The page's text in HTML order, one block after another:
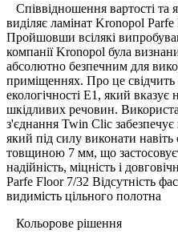
Співвідношення вартості та
виділяє ламінат Kronopol
Пройшовши всілякі
компанії Kronopol була
абсолютно безпечним для
приміщеннях. Про це
екологічності Е1, який вказує
шкідливих речовин.
з'єднання Twin Clic
який під силу виконати
товщиною 7 мм, що
надійність, міцність і
Parfe Floor 7/32 Відсутність
видимість цільного полотна
Кольорове рішення